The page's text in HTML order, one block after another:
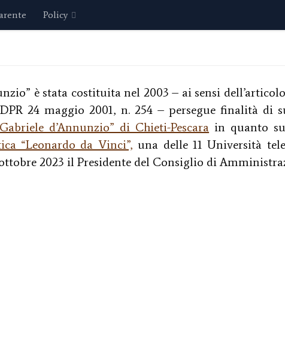
Policy
è stata costituita nel 2003 – ai sensi
24 maggio 2001, n. 254 – persegue finalità
d’Annunzio” di Chieti-Pescara in quanto
“Leonardo da Vinci”, una delle 11 Università
2023 il Presidente del Consiglio di